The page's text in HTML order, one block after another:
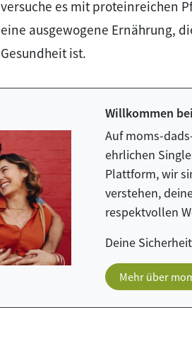
versuche es mit proteinreichen
eine ausgewogene Ernährung,
Gesundheit ist.
Willkommen
Auf moms-
ehrlichen
Plattform, wir
verstehen,
respektvollen
Deine
Mehr über